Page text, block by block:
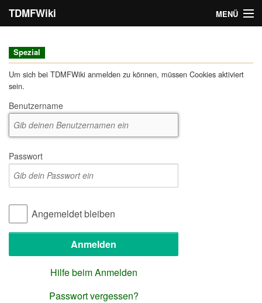
TDMFWiki MENÜ
Seitenkategorien
Spezial
Um sich bei TDMFWiki anmelden zu können, müssen Cookies aktiviert
sein.
Benutzername
Passwort
Angemeldet bleiben
Hilfe beim Anmelden
Passwort vergessen?